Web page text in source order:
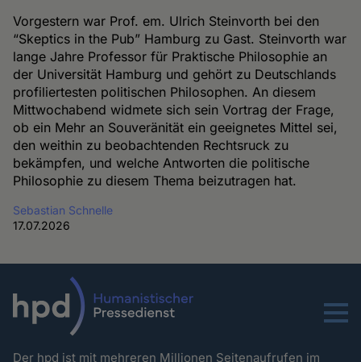
Vorgestern war Prof. em. Ulrich Steinvorth bei den
“Skeptics in the Pub” Hamburg zu Gast. Steinvorth war
lange Jahre Professor für Praktische Philosophie an
der Universität Hamburg und gehört zu Deutschlands
profiliertesten politischen Philosophen. An diesem
Mittwochabend widmete sich sein Vortrag der Frage,
ob ein Mehr an Souveränität ein geeignetes Mittel sei,
den weithin zu beobachtenden Rechtsruck zu
bekämpfen, und welche Antworten die politische
Philosophie zu diesem Thema beizutragen hat.
Sebastian Schnelle
17.07.2026
Menu
Der hpd ist mit mehreren Millionen Seitenaufrufen im